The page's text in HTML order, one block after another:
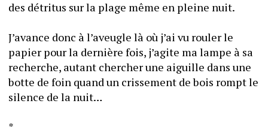
J’avance donc à l’aveugle là où j’ai vu rouler le
papier pour la dernière fois, j’agite ma lampe à sa
recherche, autant chercher une aiguille dans une
botte de foin quand un crissement de bois rompt le
silence de la nuit…
*